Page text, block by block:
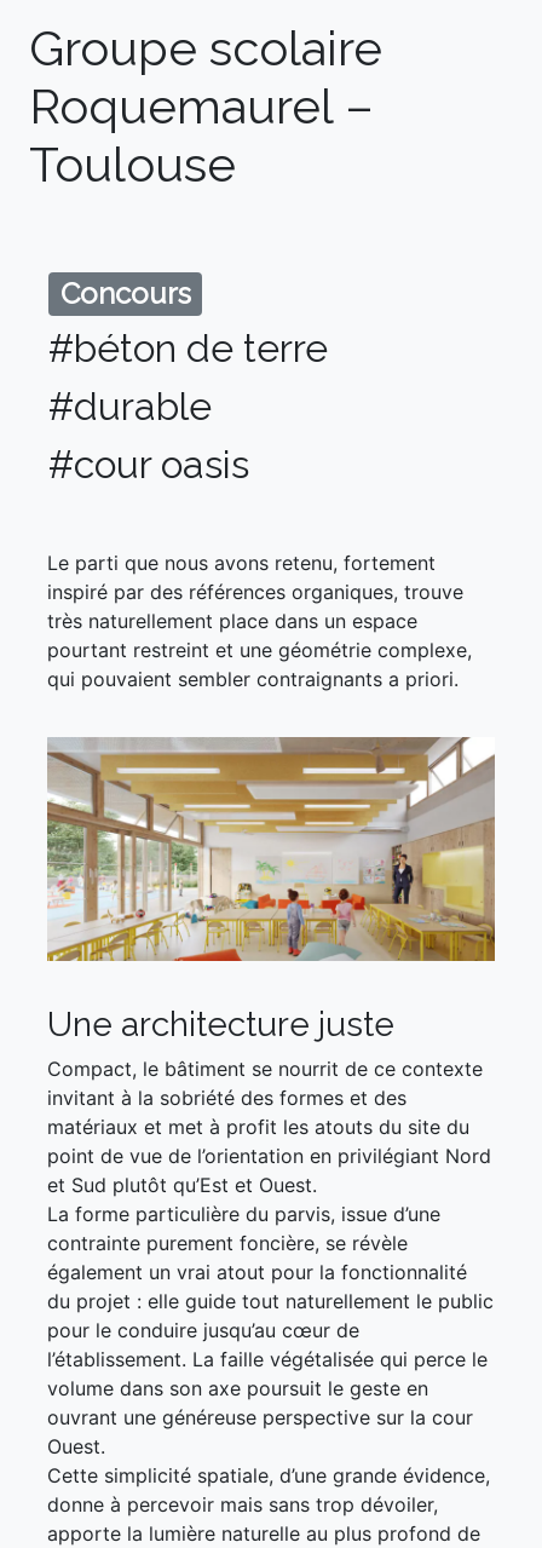
Groupe scolaire
Roquemaurel –
Toulouse
Concours
#béton de terre
#durable
#cour oasis
Le parti que nous avons retenu, fortement
inspiré par des références organiques, trouve
très naturellement place dans un espace
pourtant restreint et une géométrie complexe,
qui pouvaient sembler contraignants a priori.
Une architecture juste
Compact, le bâtiment se nourrit de ce contexte
invitant à la sobriété des formes et des
matériaux et met à profit les atouts du site du
point de vue de l’orientation en privilégiant Nord
et Sud plutôt qu’Est et Ouest.
La forme particulière du parvis, issue d’une
contrainte purement foncière, se révèle
également un vrai atout pour la fonctionnalité
du projet : elle guide tout naturellement le public
pour le conduire jusqu’au cœur de
l’établissement. La faille végétalisée qui perce le
volume dans son axe poursuit le geste en
ouvrant une généreuse perspective sur la cour
Ouest.
Cette simplicité spatiale, d’une grande évidence,
donne à percevoir mais sans trop dévoiler,
apporte la lumière naturelle au plus profond de